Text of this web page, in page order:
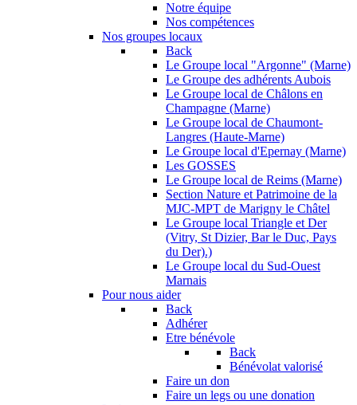
Notre équipe
Nos compétences
Nos groupes locaux
Back
Le Groupe local "Argonne" (Marne)
Le Groupe des adhérents Aubois
Le Groupe local de Châlons en
Champagne (Marne)
Le Groupe local de Chaumont-
Langres (Haute-Marne)
Le Groupe local d'Epernay (Marne)
Les GOSSES
Le Groupe local de Reims (Marne)
Section Nature et Patrimoine de la
MJC-MPT de Marigny le Châtel
Le Groupe local Triangle et Der
(Vitry, St Dizier, Bar le Duc, Pays
du Der).)
Le Groupe local du Sud-Ouest
Marnais
Pour nous aider
Back
Adhérer
Etre bénévole
Back
Bénévolat valorisé
Faire un don
Faire un legs ou une donation